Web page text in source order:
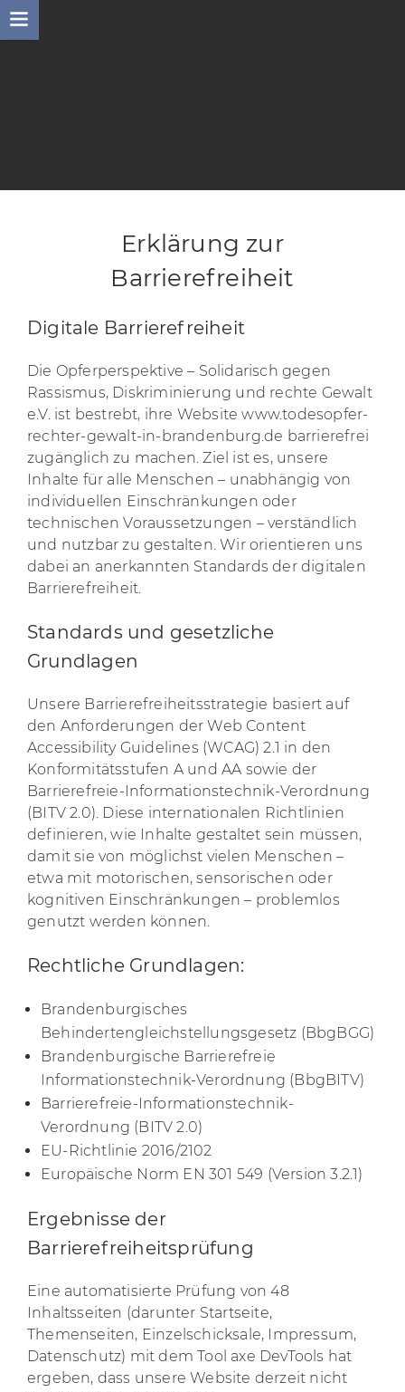
Skip
to
Erklärung zur
Barrierefreiheit
Digitale Barrierefreiheit
Die Opferperspektive – Solidarisch gegen
Rassismus, Diskriminierung und rechte Gewalt
e.V. ist bestrebt, ihre Website www.todesopfer-
rechter-gewalt-in-brandenburg.de barrierefrei
zugänglich zu machen. Ziel ist es, unsere
Inhalte für alle Menschen – unabhängig von
individuellen Einschränkungen oder
technischen Voraussetzungen – verständlich
und nutzbar zu gestalten. Wir orientieren uns
dabei an anerkannten Standards der digitalen
Barrierefreiheit.
Standards und gesetzliche
Grundlagen
Unsere Barrierefreiheitsstrategie basiert auf
den Anforderungen der Web Content
Accessibility Guidelines (WCAG) 2.1 in den
Konformitätsstufen A und AA sowie der
Barrierefreie-Informationstechnik-Verordnung
(BITV 2.0). Diese internationalen Richtlinien
definieren, wie Inhalte gestaltet sein müssen,
damit sie von möglichst vielen Menschen –
etwa mit motorischen, sensorischen oder
kognitiven Einschränkungen – problemlos
genutzt werden können.
Rechtliche Grundlagen:
Brandenburgisches
Behindertengleichstellungsgesetz (BbgBGG)
Brandenburgische Barrierefreie
Informationstechnik-Verordnung (BbgBITV)
Barrierefreie-Informationstechnik-
Verordnung (BITV 2.0)
EU-Richtlinie 2016/2102
Europäische Norm EN 301 549 (Version 3.2.1)
Ergebnisse der
Barrierefreiheitsprüfung
Eine automatisierte Prüfung von 48
Inhaltsseiten (darunter Startseite,
Themenseiten, Einzelschicksale, Impressum,
Datenschutz) mit dem Tool axe DevTools hat
ergeben, dass unsere Website derzeit nicht